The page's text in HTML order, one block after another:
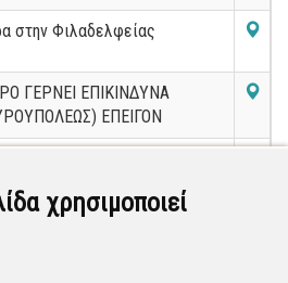
χρησιμοποιεί
στην Φιλαδελφείας
ΓΕΡΝΕΙ ΕΠΙΚΙΝΔΥΝΑ
ΕΠΕΙΓΟΝ
ΑΠΑΣΧΟΛΗΣΗ